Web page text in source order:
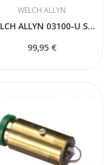
WELCH ALLYN
WELCH ALLYN 03100-U SPULDZE
99,95 €